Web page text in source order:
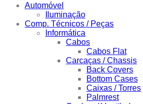
Automóvel
Iluminação
Comp. Técnicos / Peças
Informática
Cabos
Cabos Flat
Carcaças / Chassis
Back Covers
Bottom Cases
Caixas / Torres
Palmrest